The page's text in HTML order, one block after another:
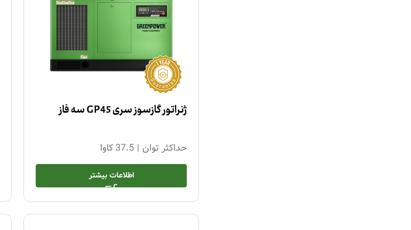
ژنراتور گازسوز سری GP45 سه فاز
حداکثر توان | 37.5 کاوا
اطلاعات بیشتر